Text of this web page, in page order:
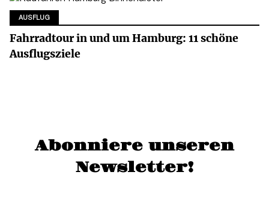
AUSFLUG
Fahrradtour in und um Hamburg: 11 schöne
Ausflugsziele
Abonniere unseren
Newsletter!